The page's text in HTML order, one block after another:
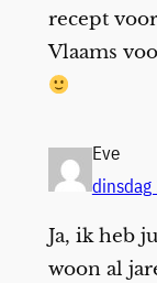
recept
Vlaams
Eve
Ja, ik heb
woon al